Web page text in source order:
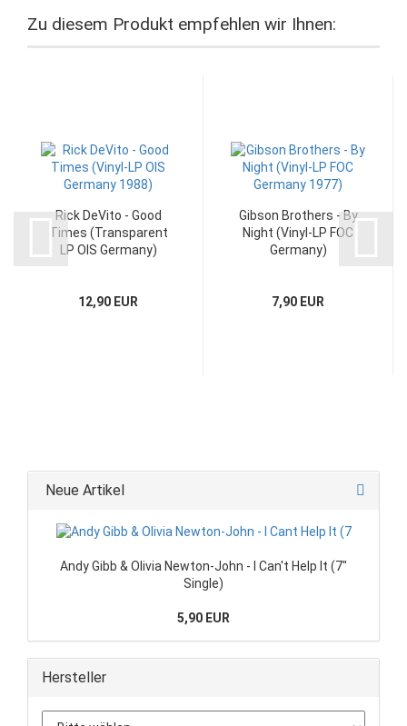
Zu diesem Produkt empfehlen wir Ihnen:
Rick DeVito - Good
Times (Transparent
LP OIS Germany)
12,90 EUR
Gibson Brothers - By
Night (Vinyl-LP FOC
Germany)
7,90 EUR
Neue Artikel
Andy Gibb & Olivia Newton-John - I Can't Help It (7"
Single)
5,90 EUR
Hersteller